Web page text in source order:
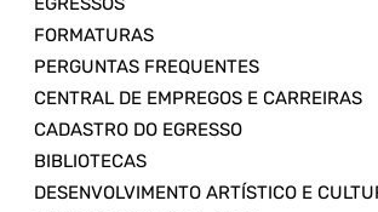
FORMATURAS
PERGUNTAS FREQUENTES
CENTRAL DE EMPREGOS E CARREIRAS
CADASTRO DO EGRESSO
BIBLIOTECAS
DESENVOLVIMENTO ARTÍSTICO E